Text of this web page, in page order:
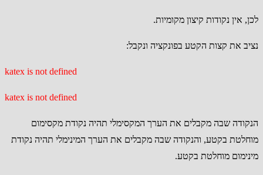
לכן, אין נקודות קיצון מקומיות.
נציב את קצות הקטע בפונקציה ונקבל:
katex is not defined
katex is not defined
הנקודה שבה מקבלים את הערך המקסימלי תהיה נקודת מקסימום
מוחלטת בקטע, והנקודה שבה מקבלים את הערך המינימלי תהיה נקודת
מינימום מוחלטת בקטע.